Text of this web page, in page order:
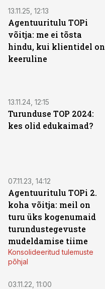
13.11.25, 12:13
Agentuuritulu TOPi
võitja: me ei tõsta
hindu, kui klientidel on
keeruline
13.11.24, 12:15
Turunduse TOP 2024:
kes olid edukaimad?
07.11.23, 14:12
Agentuuritulu TOPi 2.
koha võitja: meil on
turu üks kogenumaid
turundustegevuste
mudeldamise tiime
Konsolideeritud tulemuste
põhjal
03.11.22, 11:00